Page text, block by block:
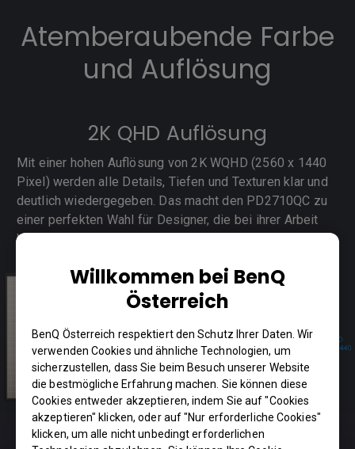
Willkommen bei BenQ
Österreich
BenQ Österreich respektiert den Schutz Ihrer Daten. Wir
verwenden Cookies und ähnliche Technologien, um
sicherzustellen, dass Sie beim Besuch unserer Website
die bestmögliche Erfahrung machen. Sie können diese
Cookies entweder akzeptieren, indem Sie auf "Cookies
akzeptieren" klicken, oder auf "Nur erforderliche Cookies"
klicken, um alle nicht unbedingt erforderlichen
Du kannst auch hier
Atemberaubende Farbe
und Auflösung
2K QHD Auflösung
Mit einer hohen Auflösung von 2K WQHD (2560 x 1440
Pixel) werden alle Details, Tiefen und Texturen klar und
deutlich wiedergegeben. Das macht den PD2710QC zu
einer perfekten Wahl für Designer, die bei ihrer Arbeit
Wert auf höchste Qualität legen.